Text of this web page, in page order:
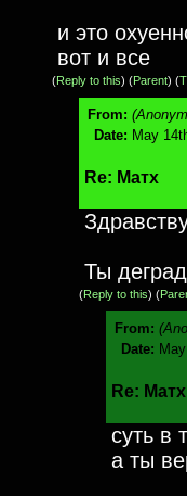
и это
вот и все
(Reply to this) (Parent) (
From:
Date: May
Re: Матх
Ты
(Reply to this) (
From:
Date:
Re: Матх
суть в
а ты